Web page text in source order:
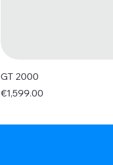
GT 2000
Price
€1,599.00